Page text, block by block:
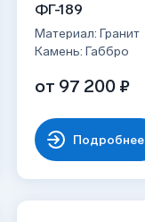
ФГ-189
Материал: Гранит
Камень: Габбро
от 97 200 ₽
Подробнее